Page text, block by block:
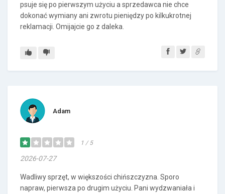
psuje się po pierwszym użyciu a sprzedawca nie chce
dokonać wymiany ani zwrotu pieniędzy po kilkukrotnej
reklamacji. Omijajcie go z daleka.
Adam
1 / 5
2026-07-27
Wadliwy sprzęt, w większości chińszczyzna. Sporo
napraw, pierwsza po drugim użyciu. Pani wydzwaniała i